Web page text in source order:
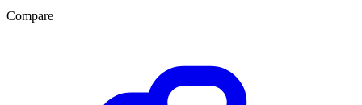
Compare